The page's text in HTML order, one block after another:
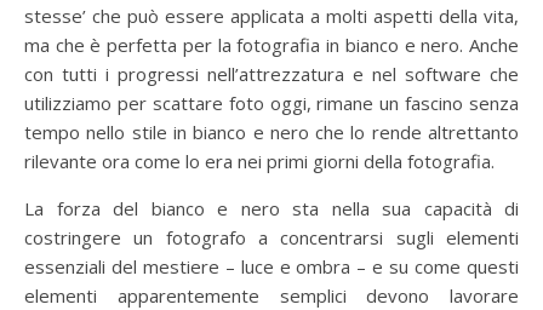
stesse’ che può essere applicata a molti aspetti della vita,
ma che è perfetta per la fotografia in bianco e nero. Anche
con tutti i progressi nell’attrezzatura e nel software che
utilizziamo per scattare foto oggi, rimane un fascino senza
tempo nello stile in bianco e nero che lo rende altrettanto
rilevante ora come lo era nei primi giorni della fotografia.
La forza del bianco e nero sta nella sua capacità di
costringere un fotografo a concentrarsi sugli elementi
essenziali del mestiere – luce e ombra – e su come questi
elementi apparentemente semplici devono lavorare